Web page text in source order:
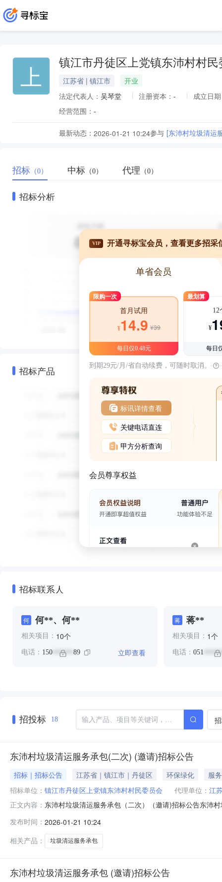
上 镇江市丹徒区上党镇东沛村村民
江苏省 | 镇江市
开业
法定代表人： 吴琴堂 注册资本： -
成立日
经营范围： -
最新动态： 2026-01-21 10:24参与 [东沛村垃圾清运
招标 （0） 中标 （0） 代理 （0）
招标分析
招标产品
VIP 开通寻标宝会员，查看更多招采
单省会员
限购一次
首月试用
¥14.9 ¥39
每日仅0.48元
最划算
12
¥
每日
到期29元/月/省自动续费，可随时取消。
标讯详情查看
关键电话直连
甲方分析查询
会员尊享权益
招标联系人
何 何**、何**
相关项目： 10个
电话： 150 ****** 89 立即查看
蒋 蒋**
相关项目： 1个
电话： 051
招投标 18
东沛村垃圾清运服务承包(二次) (邀请)招标公告
招标｜招标公告 江苏省｜镇江市｜丹徒区 环保绿化
服务
招标单位： 镇江市丹徒区上党镇东沛村村民委员会 代理单位： 江
正文内容： 东沛村垃圾清运服务承包（二次）（邀请)招标公告东沛
称：东沛村垃圾清运服务承包；2.项目范围及内容：详
独立承担民事责任的能力（
发布时间： 2026-01-21 10:24
相关产品：
垃圾清运服务承包
东沛村垃圾清运服务承包 (邀请)招标公告